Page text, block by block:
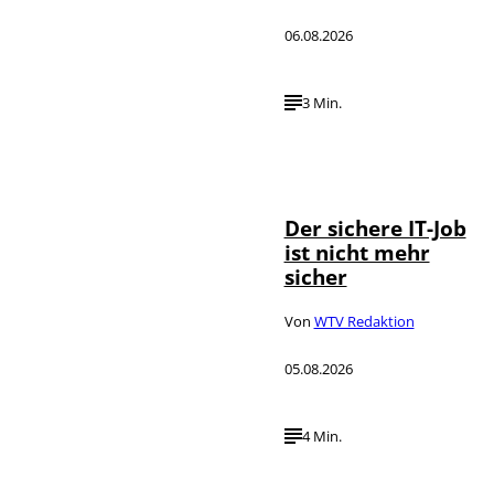
06.08.2026
3 Min.
Der sichere IT-Job
ist nicht mehr
sicher
Von WTV Redaktion
05.08.2026
4 Min.